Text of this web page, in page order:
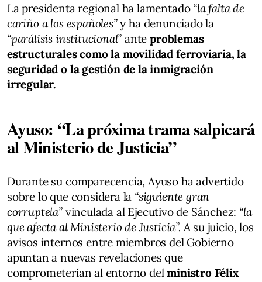
La presidenta regional ha lamentado “la falta de
cariño a los españoles”y ha denunciado la
“parálisis institucional”anteproblemas
estructurales como la movilidad ferroviaria, la
seguridad o la gestión de la inmigración
irregular.
Ayuso: “La próxima trama salpicará
al Ministerio de Justicia”
Durante su comparecencia, Ayuso ha advertido
sobre lo que considera la “siguiente gran
corruptela”vinculada al Ejecutivo de Sánchez: “la
que afecta al Ministerio de Justicia”. A su juicio, los
avisos internos entre miembros del Gobierno
apuntan a nuevas revelaciones que
comprometerían al entorno delministro Félix